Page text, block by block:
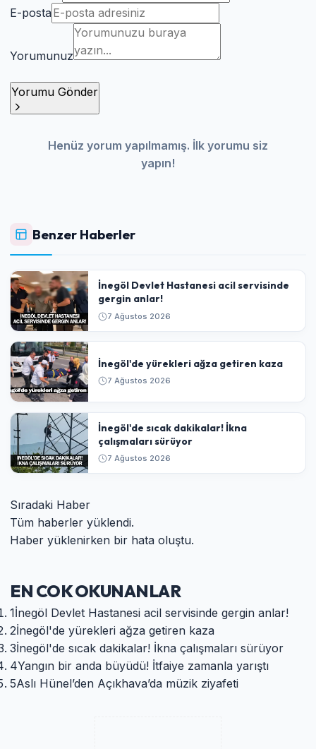
E-posta
Yorumunuz
Yorumu Gönder
Henüz yorum yapılmamış. İlk yorumu siz
yapın!
Benzer Haberler
İnegöl Devlet Hastanesi acil servisinde
gergin anlar!
7 Ağustos 2026
İnegöl'de yürekleri ağza getiren kaza
7 Ağustos 2026
İnegöl'de sıcak dakikalar! İkna
çalışmaları sürüyor
7 Ağustos 2026
Sıradaki Haber
Tüm haberler yüklendi.
Haber yüklenirken bir hata oluştu.
EN COK OKUNANLAR
1İnegöl Devlet Hastanesi acil servisinde gergin anlar!
2İnegöl'de yürekleri ağza getiren kaza
3İnegöl'de sıcak dakikalar! İkna çalışmaları sürüyor
4Yangın bir anda büyüdü! İtfaiye zamanla yarıştı
5Aslı Hünel’den Açıkhava’da müzik ziyafeti